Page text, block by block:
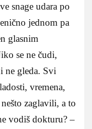
snage udara po
jednom pa
glasnim
se ne čudi,
ne gleda. Svi
vremena,
zaglavili, a to
vodiš dokturu? –